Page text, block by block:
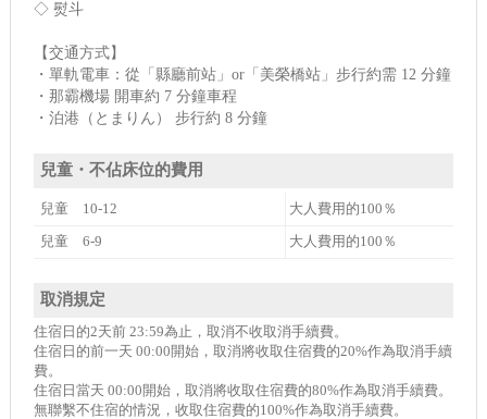
◇ 熨斗
【交通方式】
・單軌電車：從「縣廳前站」or「美榮橋站」步行約需 12 分鐘
・那霸機場 開車約 7 分鐘車程
・泊港（とまりん） 步行約 8 分鐘
兒童・不佔床位的費用
兒童 10-12 大人費用的100％
兒童 6-9 大人費用的100％
取消規定
住宿日的2天前 23:59為止，取消不收取消手續費。
住宿日的前一天 00:00開始，取消將收取住宿費的20%作為取消手續
費。
住宿日當天 00:00開始，取消將收取住宿費的80%作為取消手續費。
無聯繫不住宿的情況，收取住宿費的100%作為取消手續費。